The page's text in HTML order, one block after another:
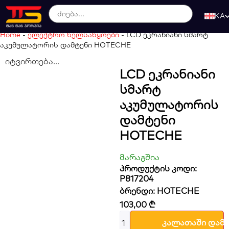
KA
Home-ელექტრო ხელსაწყოები-LCD ეკრანიანი სმარტ
აკუმულატორის დამტენი HOTECHE
იტვირთება...
LCD Ეკრანიანი
Სმარტ
Აკუმულატორის
Დამტენი
HOTECHE
მარაგშია
პროდუქტის კოდი:
P817204
ბრენდი: HOTECHE
103,00 ₾
კალათაში